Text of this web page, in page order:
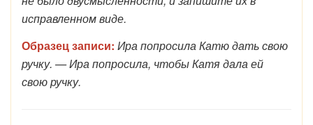
исправленном виде.
Образец записи: Ира попросила Катю дать свою
ручку. — Ира попросила, чтобы Катя дала ей
свою ручку.